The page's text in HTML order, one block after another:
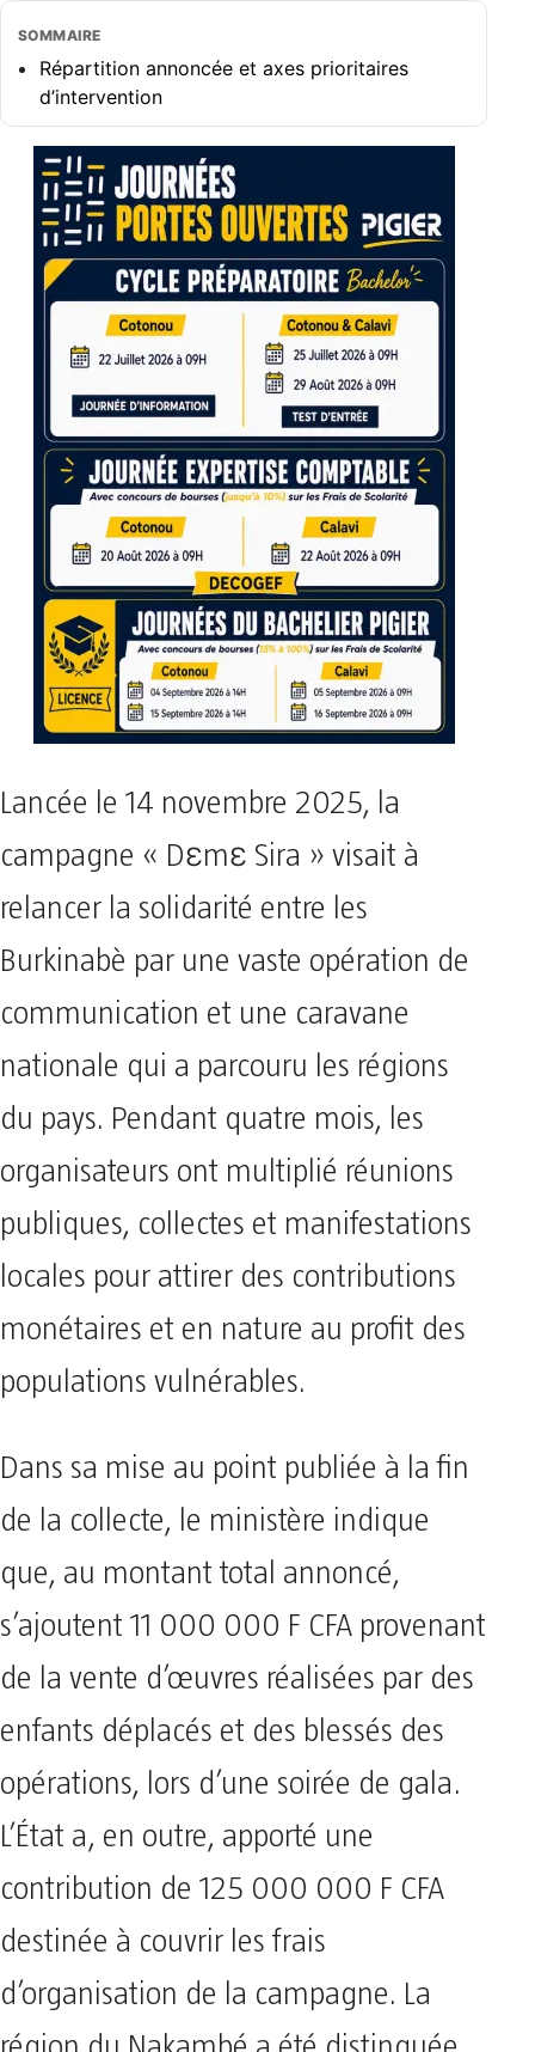
SOMMAIRE
Répartition annoncée et axes prioritaires
d’intervention
Lancée le 14 novembre 2025, la
campagne « Dɛmɛ Sira » visait à
relancer la solidarité entre les
Burkinabè par une vaste opération de
communication et une caravane
nationale qui a parcouru les régions
du pays. Pendant quatre mois, les
organisateurs ont multiplié réunions
publiques, collectes et manifestations
locales pour attirer des contributions
monétaires et en nature au profit des
populations vulnérables.
Dans sa mise au point publiée à la fin
de la collecte, le ministère indique
que, au montant total annoncé,
s’ajoutent 11 000 000 F CFA provenant
de la vente d’œuvres réalisées par des
enfants déplacés et des blessés des
opérations, lors d’une soirée de gala.
L’État a, en outre, apporté une
contribution de 125 000 000 F CFA
destinée à couvrir les frais
d’organisation de la campagne. La